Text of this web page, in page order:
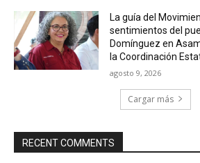
La guía del
sentimientos del
Domínguez en
la Coordinación
agosto 9, 2026
Cargar más
RECENT COMMENTS